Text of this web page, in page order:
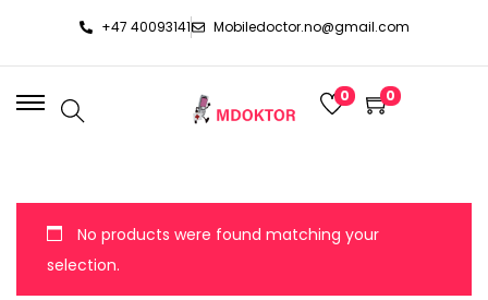
+47 40093141 Mobiledoctor.no@gmail.com
0 0
No products were found matching your
selection.